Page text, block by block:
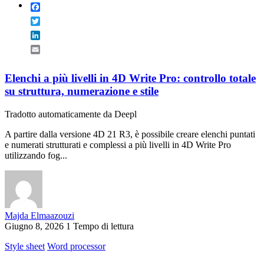
Elenchi a più livelli in 4D Write Pro: controllo totale
su struttura, numerazione e stile
Tradotto automaticamente da Deepl
A partire dalla versione 4D 21 R3, è possibile creare elenchi puntati
e numerati strutturati e complessi a più livelli in 4D Write Pro
utilizzando fog...
Majda Elmaazouzi
Giugno 8, 2026 1 Tempo di lettura
Style sheet Word processor